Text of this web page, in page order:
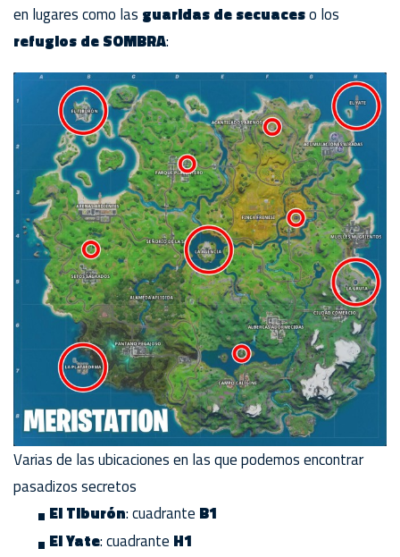
en lugares como las guaridas de secuaceso los
refugios de SOMBRA:
Varias de las ubicaciones en las que podemos encontrar
pasadizos secretos
El Tiburón: cuadrante B1
El Yate: cuadrante H1